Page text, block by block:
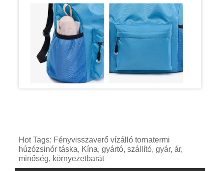
Hot Tags: Fényvisszaverő vízálló tornatermi
húzózsinór táska, Kína, gyártó, szállító, gyár, ár,
minőség, környezetbarát